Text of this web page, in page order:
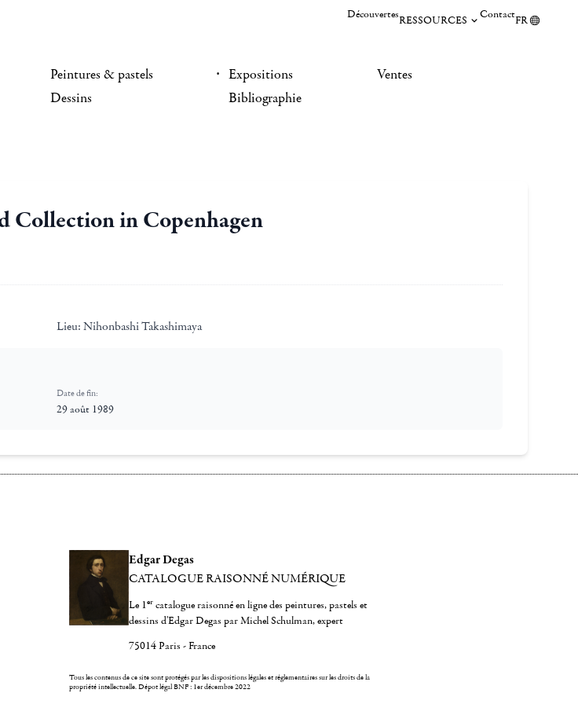
DécouvertesRESSOURCES ContactFR
Peintures & pastels
Dessins
Expositions
Bibliographie
Ventes
Collection in Copenhagen
Lieu: Nihonbashi Takashimaya
Date de fin:
29 août 1989
Edgar Degas
CATALOGUE RAISONNÉ NUMÉRIQUE
Le 1er catalogue raisonné en ligne des peintures, pastels et
dessins d'Edgar Degas par Michel Schulman, expert
75014 Paris - France
Tous les contenus de ce site sont protégés par les dispositions légales et réglementaires sur les droits de la
propriété intellectuelle.Dépot légal BNF : 1er décembre 2022